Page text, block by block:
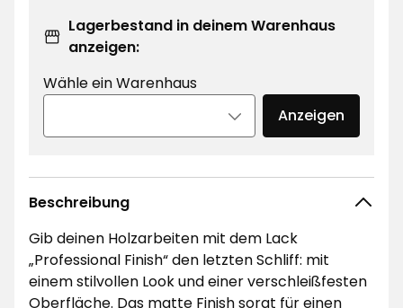
Lagerbestand in deinem Warenhaus
anzeigen:
Wähle ein Warenhaus
Anzeigen
Beschreibung
Gib deinen Holzarbeiten mit dem Lack
„Professional Finish“ den letzten Schliff: mit
einem stilvollen Look und einer verschleißfesten
Oberfläche. Das matte Finish sorgt für einen